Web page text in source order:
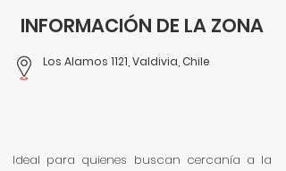
INFORMACIÓN DE LA ZONA
Los Alamos 1121, Valdivia, Chile
Ideal para quienes buscan cercanía a la